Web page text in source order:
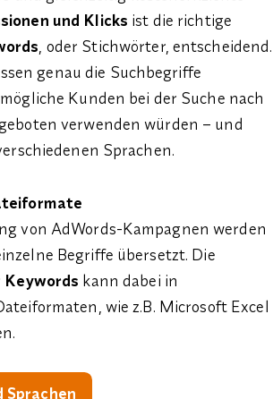
und Klicks ist die richtige
, oder Stichwörter, entscheidend.
genau die Suchbegriffe
Kunden bei der Suche nach
verwenden würden – und
Sprachen.
von AdWords-Kampagnen werden
Begriffe übersetzt. Die
Keywords kann dabei in
wie z.B. Microsoft Excel
Sprachen